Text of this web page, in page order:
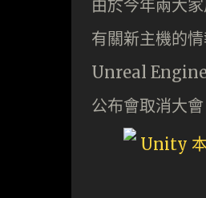
由於今年兩大
有關新主機的
Unreal Engine
公布會取消大會